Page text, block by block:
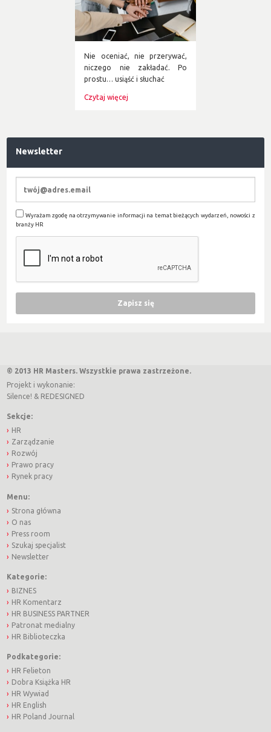
Nie oceniać, nie przerywać,
niczego nie zakładać. Po
prostu… usiąść i słuchać
Czytaj więcej
Newsletter
Wyrażam zgodę na otrzymywanie informacji na temat bieżących wydarzeń, nowości z
branży HR
© 2013 HR Masters. Wszystkie prawa zastrzeżone.
Projekt i wykonanie:
Silence! & REDESIGNED
Sekcje:
HR
Zarządzanie
Rozwój
Prawo pracy
Rynek pracy
Menu:
Strona główna
O nas
Press room
Szukaj specjalist
Newsletter
Kategorie:
BIZNES
HR Komentarz
HR BUSINESS PARTNER
Patronat medialny
HR Biblioteczka
Podkategorie:
HR Felieton
Dobra Książka HR
HR Wywiad
HR English
HR Poland Journal